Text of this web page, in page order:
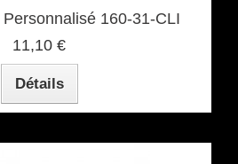
160-31-CLI
11,10 €
Détails